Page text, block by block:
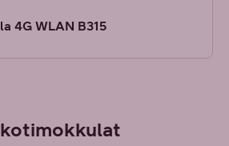
4G WLAN B315